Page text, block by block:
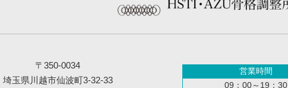
〒350-0034
埼玉県川越市仙波町3-32-33
営業時間
09：00～19：30